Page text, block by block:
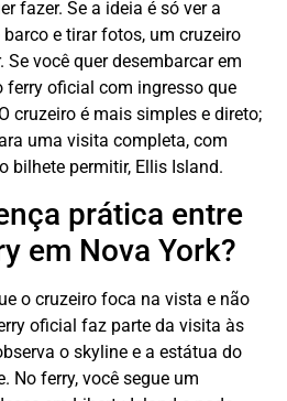
fazer. Se a ideia é só ver a
e tirar fotos, um cruzeiro
você quer desembarcar em
ferry oficial com ingresso que
cruzeiro é mais simples e direto;
uma visita completa, com
bilhete permitir, Ellis Island.
prática entre
em Nova York?
o cruzeiro foca na vista e não
oficial faz parte da visita às
o skyline e a estátua do
No ferry, você segue um